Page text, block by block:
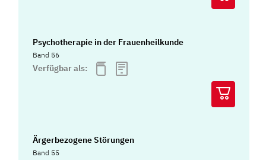
Psychotherapie in der Frauenheilkunde
Band 56
Verfügbar als:
Ärgerbezogene Störungen
Band 55